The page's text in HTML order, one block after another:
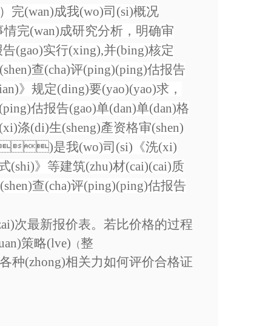
完(wan)成我(wo)司(si)概况
完(wan)成研究分析，明确审
(gao)实行(xing),并(bing)核定
查(cha)评(ping)(ping)估报告
》规定(ding)要(yao)(yao)求，
估报告(gao)单(dan)单(dan)格
涤(di)生(sheng)產资格审(shen)
是我(wo)司(si)《洗(xi)
(shi)》等建筑(zhu)材(cai)(cai)质
查(cha)评(ping)(ping)估报告
次最新报价表。若比价格的过程
策略(lve) （整
种(zhong)相关力如何评价合格证